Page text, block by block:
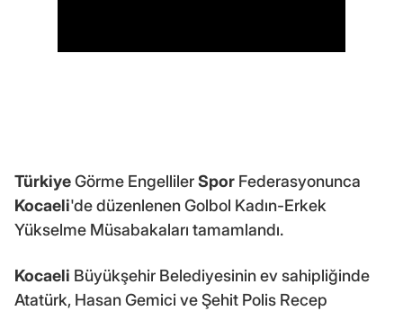
TürkiyeGörme EngellilerSpor Federasyonunca
Kocaeli'de düzenlenen Golbol Kadın-Erkek
Yükselme Müsabakaları tamamlandı.
Kocaeli Büyükşehir Belediyesinin ev sahipliğinde
Atatürk, Hasan Gemici ve Şehit Polis Recep